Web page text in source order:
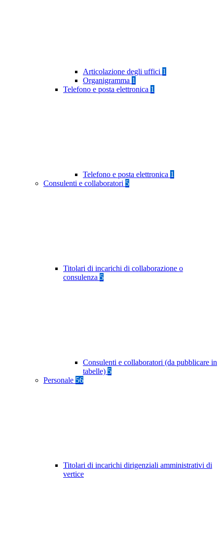
Articolazione degli uffici 1
Organigramma 1
Telefono e posta elettronica 1
Telefono e posta elettronica 1
Consulenti e collaboratori 5
Titolari di incarichi di collaborazione o
consulenza 5
Consulenti e collaboratori (da pubblicare in
tabelle) 5
Personale 56
Titolari di incarichi dirigenziali amministrativi di
vertice